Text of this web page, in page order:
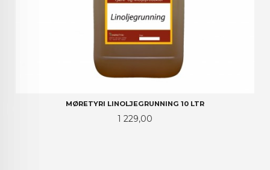
MØRETYRI LINOLJEGRUNNING 10 LTR
Pris
1 229,00